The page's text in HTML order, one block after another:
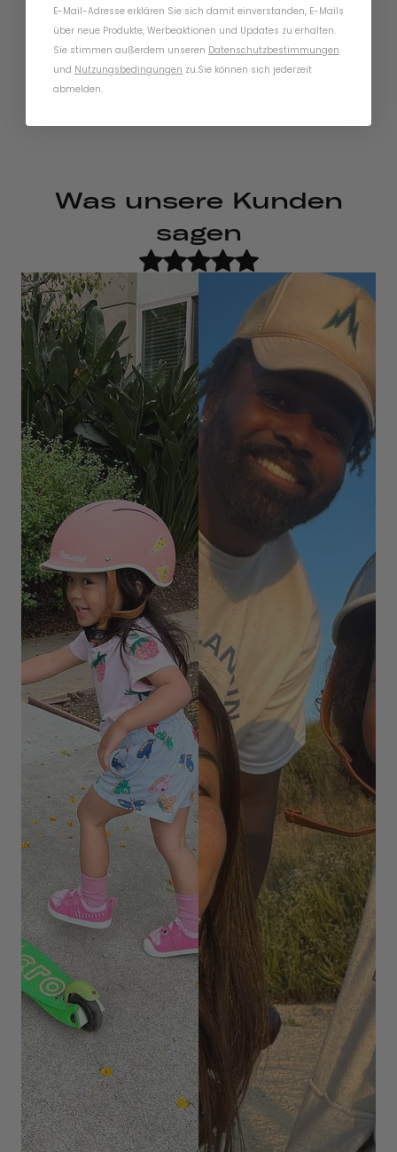
Diebstahlschutzgarantie ersetzt wurden
Wählen Sie Ihren Helm
Was unsere Kunden
sagen
E-Mail-Adresse erklären Sie sich damit einverstanden, E-Mails
über neue Produkte, Werbeaktionen und Updates zu erhalten.
Sie stimmen außerdem unseren Datenschutzbestimmungen
und Nutzungsbedingungen zu.Sie können sich jederzeit
abmelden.